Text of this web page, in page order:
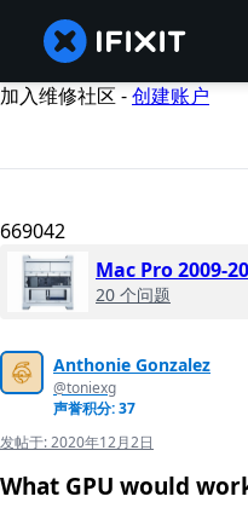
加入维修社区 -创建账户
669042
Mac Pro 2009-
20 个问题
Anthonie Gonzalez
@toniexg
声誉积分: 37
发帖于:2020年12月2日
What GPU would